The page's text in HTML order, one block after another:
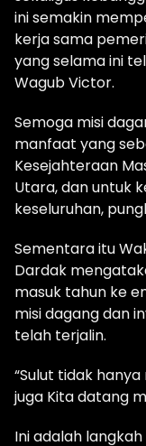
ini semakin
kerja sama
yang selama ini
Wagub Victor.
Semoga misi
manfaat yang
Kesejahteraan
Utara, dan untuk
keseluruhan,
Sementara itu
Dardak
masuk tahun ke
misi dagang dan
telah terjalin.
“Sulut tidak
juga Kita datang
Ini adalah